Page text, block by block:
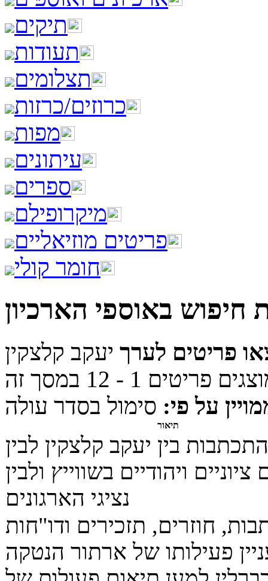
תיקים
תעודות
תצלומים
כרוזים/כרזות
מפות
עיתונים
ספרים
מיקרופילם
פריטים מוזיאליים
חומר קולי
חיפוש באוספי הארכיון
פריטים לערך יעקב קלצקין
על פי: סימול בסדר עולה
תיאור
התכתבות בין יעקב קלצקין לבין
ציוניים ויהודיים בשווייץ ולבין
נציגי הארגונים
חוזרים, תזכירים ודו"חות
פעילותו של ארתור הנטקה